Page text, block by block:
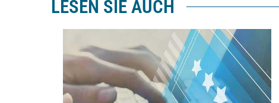
LESEN SIE AUCH